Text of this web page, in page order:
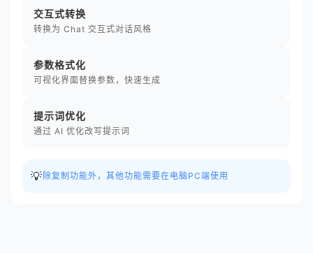
交互式转换
转换为 Chat 交互式对话风格
参数格式化
可视化界面替换参数，快速生成
提示词优化
通过 AI 优化改写提示词
💡 除复制功能外，其他功能需要在电脑PC端使用